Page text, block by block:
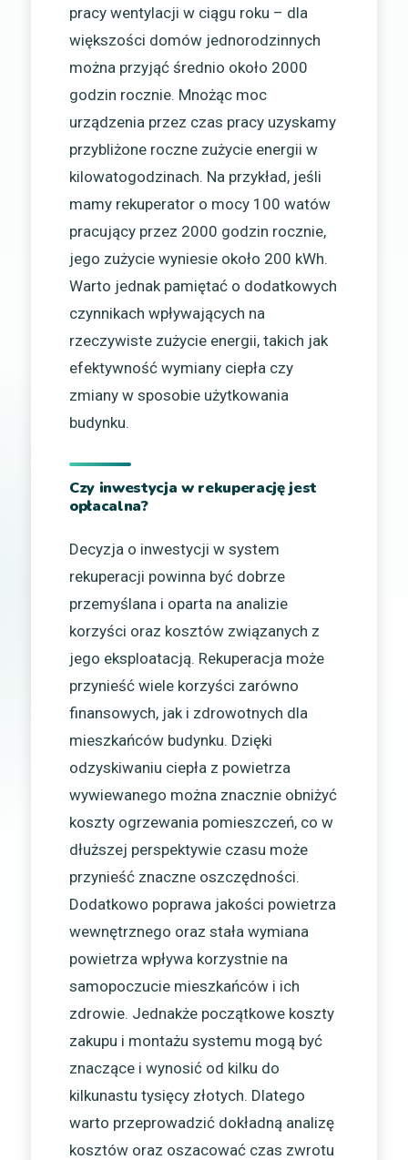
pracy wentylacji w ciągu roku – dla
większości domów jednorodzinnych
można przyjąć średnio około 2000
godzin rocznie. Mnożąc moc
urządzenia przez czas pracy uzyskamy
przybliżone roczne zużycie energii w
kilowatogodzinach. Na przykład, jeśli
mamy rekuperator o mocy 100 watów
pracujący przez 2000 godzin rocznie,
jego zużycie wyniesie około 200 kWh.
Warto jednak pamiętać o dodatkowych
czynnikach wpływających na
rzeczywiste zużycie energii, takich jak
efektywność wymiany ciepła czy
zmiany w sposobie użytkowania
budynku.
Czy inwestycja w rekuperację jest
opłacalna?
Decyzja o inwestycji w system
rekuperacji powinna być dobrze
przemyślana i oparta na analizie
korzyści oraz kosztów związanych z
jego eksploatacją. Rekuperacja może
przynieść wiele korzyści zarówno
finansowych, jak i zdrowotnych dla
mieszkańców budynku. Dzięki
odzyskiwaniu ciepła z powietrza
wywiewanego można znacznie obniżyć
koszty ogrzewania pomieszczeń, co w
dłuższej perspektywie czasu może
przynieść znaczne oszczędności.
Dodatkowo poprawa jakości powietrza
wewnętrznego oraz stała wymiana
powietrza wpływa korzystnie na
samopoczucie mieszkańców i ich
zdrowie. Jednakże początkowe koszty
zakupu i montażu systemu mogą być
znaczące i wynosić od kilku do
kilkunastu tysięcy złotych. Dlatego
warto przeprowadzić dokładną analizę
kosztów oraz oszacować czas zwrotu